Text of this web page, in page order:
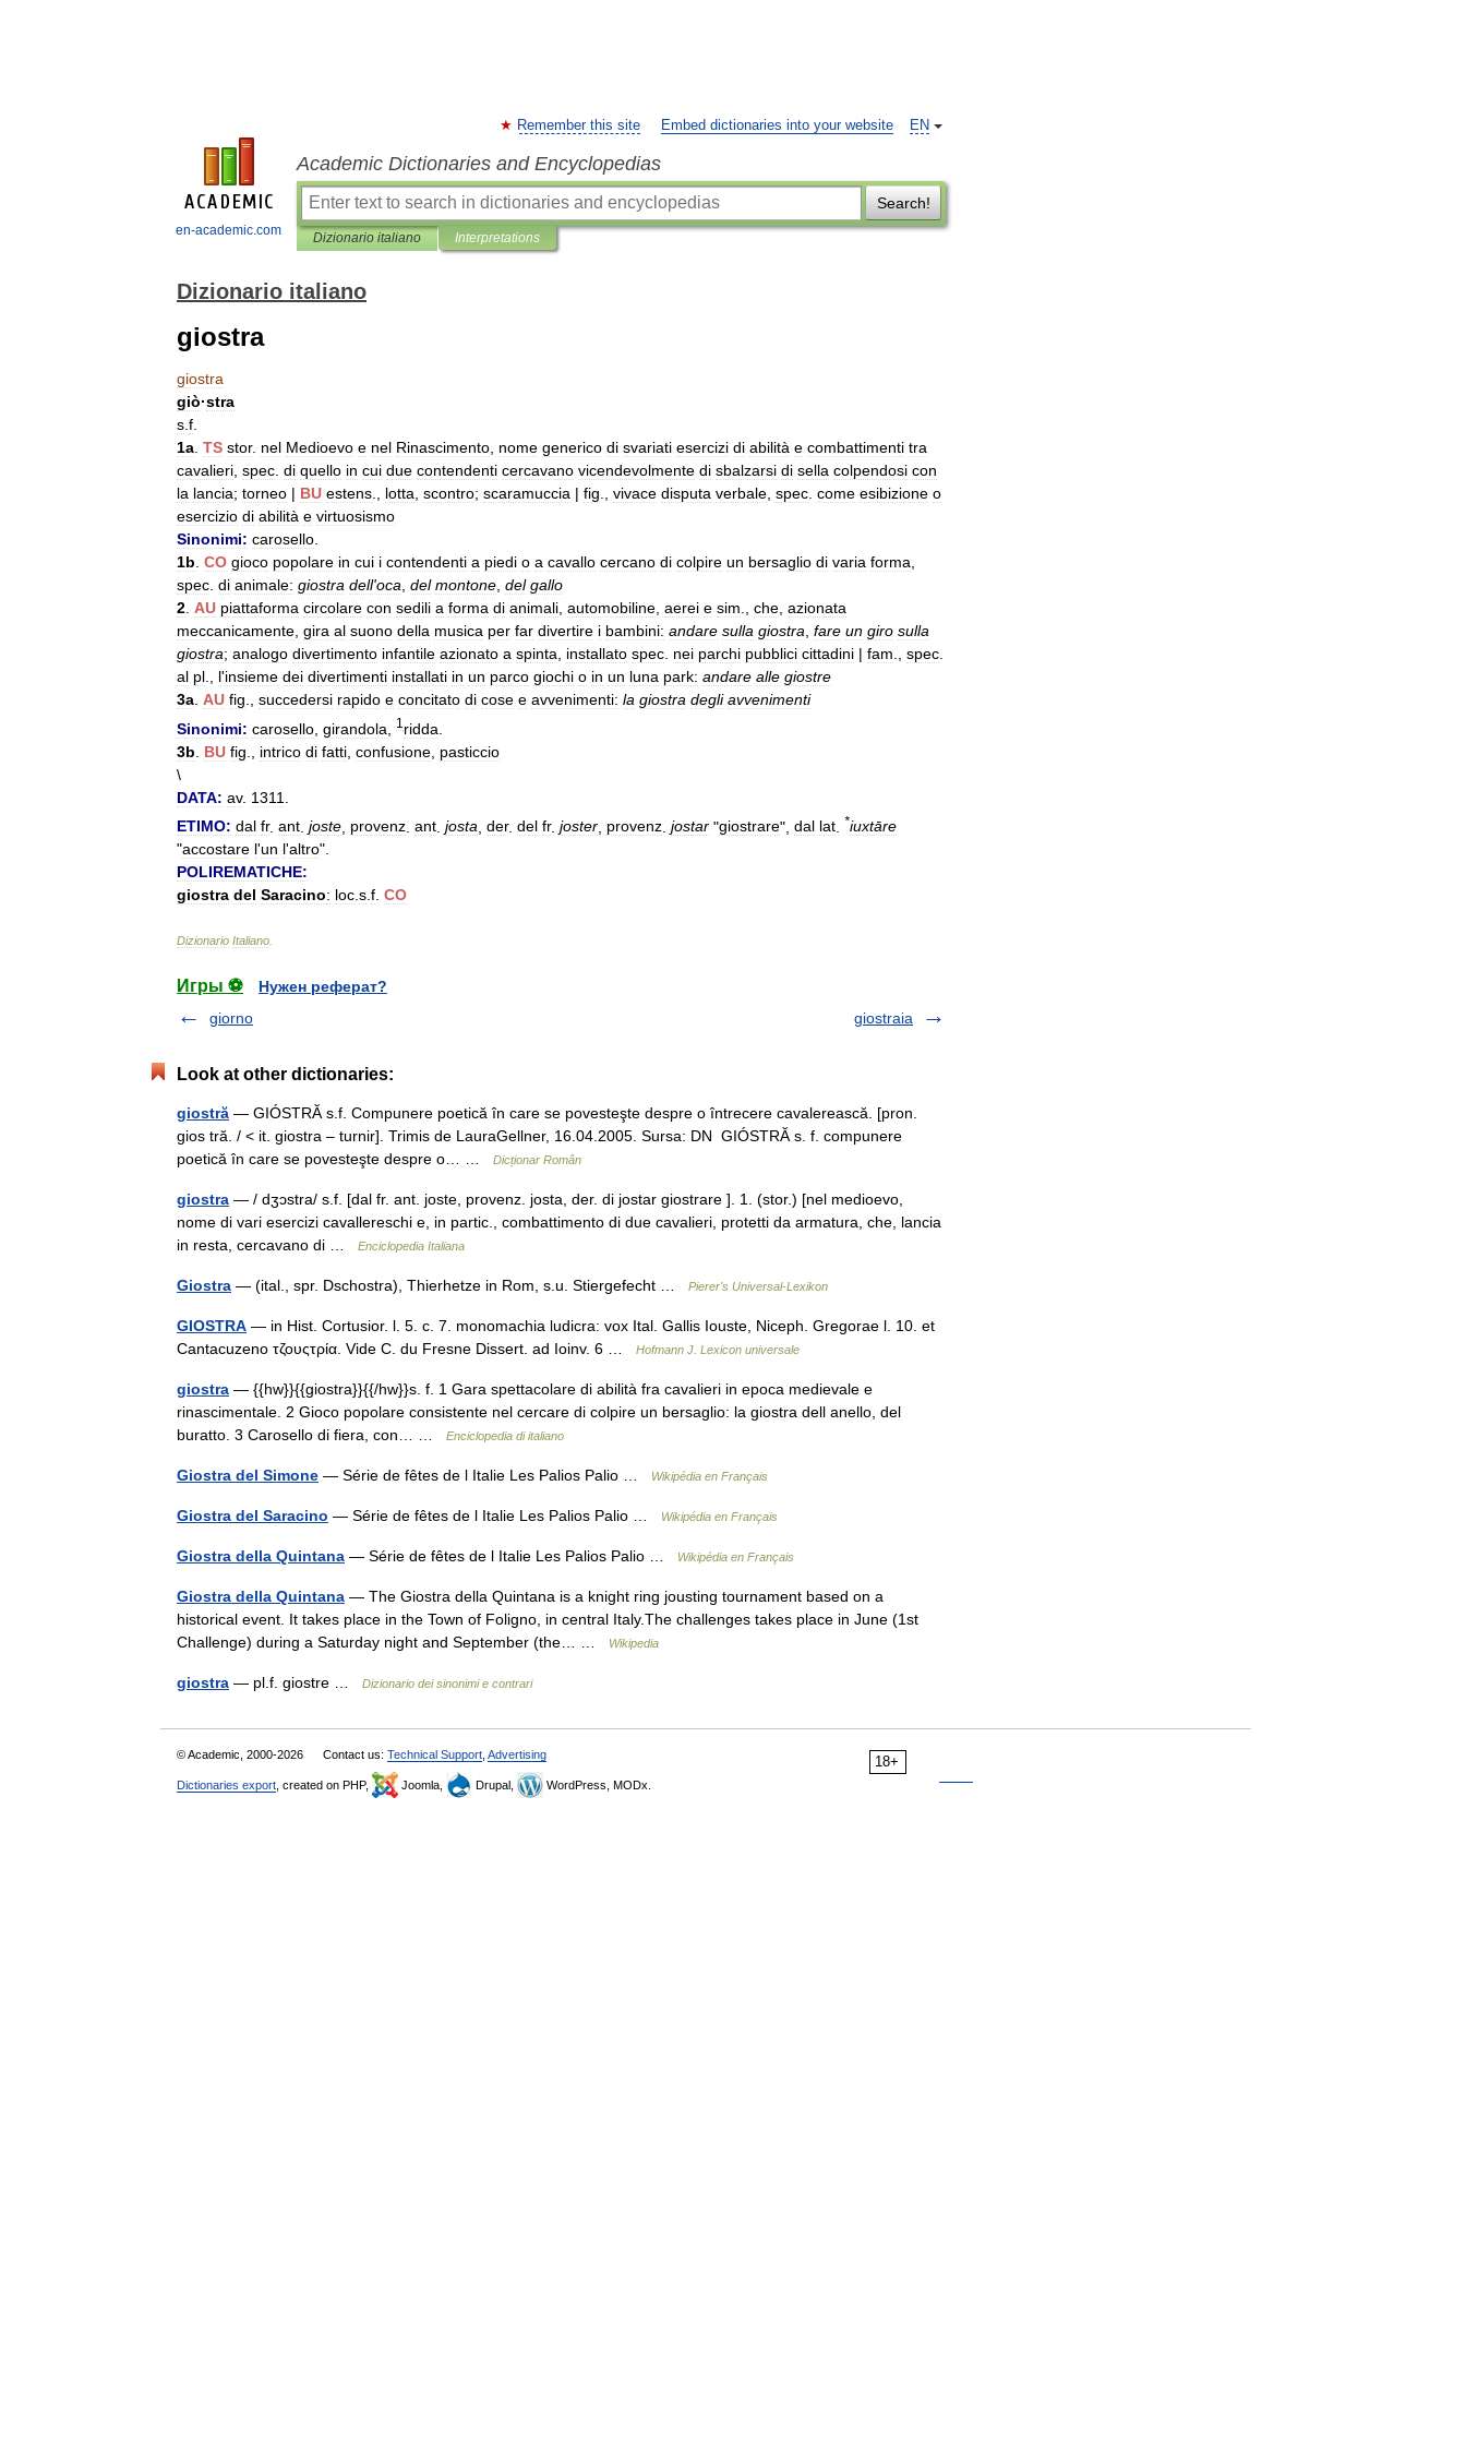
en-academic.com
EN
Remember this site Embed dictionaries into your website
Academic Dictionaries and Encyclopedias
Search!
Dizionario italiano Interpretations
Dizionario italiano
giostra
giostra
giò·stra
s f
1a TS stor. nel Medioevo e nel Rinascimento nome generico di svariati esercizi di abilità e combattimenti tra
cavalieri spec di quello in cui due contendenti cercavano vicendevolmente di sbalzarsi di sella colpendosi con
la lancia; torneo | BU estens lotta scontro; scaramuccia | fig vivace disputa verbale spec come esibizione o
esercizio di abilità e virtuosismo
Sinonimi: carosello
1b CO gioco popolare in cui i contendenti a piedi o a cavallo cercano di colpire un bersaglio di varia forma
spec di animale: giostra dell'oca del montone del gallo
2 AU piattaforma circolare con sedili a forma di animali automobiline aerei e sim che azionata
meccanicamente gira al suono della musica per far divertire i bambini: andare sulla giostra fare un giro sulla
giostra; analogo divertimento infantile azionato a spinta installato spec nei parchi pubblici cittadini | fam spec
al pl l'insieme dei divertimenti installati in un parco giochi o in un luna park: andare alle giostre
3a AU fig succedersi rapido e concitato di cose e avvenimenti: la giostra degli avvenimenti
Sinonimi: carosello girandola 1 ridda
3b
BU fig intrico di fatti confusione pasticcio
\
DATA: av. 1311
ETIMO: dal fr. ant joste provenz ant josta der. del fr. joster provenz jostar "giostrare", dal lat *iuxtāre
"accostare l'un l'altro".
POLIREMATICHE:
giostra del Saracino: loc.s.f. CO
Dizionario Italiano
Игры ⚽
Нужен реферат?
giorno
giostraia
Look at other dictionaries:
giostră — GIÓSTRĂ s.f. Compunere poetică în care se povesteşte despre o întrecere cavalerească. [pron.
gios tră. / < it. giostra – turnir]. Trimis de LauraGellner, 16.04.2005. Sursa: DN GIÓSTRĂ s. f. compunere
poetică în care se povesteşte despre o… …
Dicționar Român
giostra — / dʒɔstra/ s.f. [dal fr. ant. joste, provenz. josta, der. di jostar giostrare ]. 1. (stor.) [nel medioevo,
nome di vari esercizi cavallereschi e, in partic., combattimento di due cavalieri, protetti da armatura, che, lancia
in resta, cercavano di …
Enciclopedia Italiana
Giostra — (ital., spr. Dschostra), Thierhetze in Rom, s.u. Stiergefecht … Pierer's Universal-Lexikon
GIOSTRA — in Hist. Cortusior. l. 5. c. 7. monomachia ludicra: vox Ital. Gallis Iouste, Niceph. Gregorae l. 10. et
Cantacuzeno τζουςτρία. Vide C. du Fresne Dissert. ad Ioinv. 6 …
Hofmann J. Lexicon universale
giostra — {{hw}}{{giostra}}{{/hw}}s. f. 1 Gara spettacolare di abilità fra cavalieri in epoca medievale e
rinascimentale. 2 Gioco popolare consistente nel cercare di colpire un bersaglio: la giostra dell anello, del
buratto. 3 Carosello di fiera, con… …
Enciclopedia di italiano
Giostra del Simone — Série de fêtes de l Italie Les Palios Palio … Wikipédia en Français
Giostra del Saracino — Série de fêtes de l Italie Les Palios Palio … Wikipédia en Français
Giostra della Quintana — Série de fêtes de l Italie Les Palios Palio … Wikipédia en Français
Giostra della Quintana — The Giostra della Quintana is a knight ring jousting tournament based on a
historical event. It takes place in the Town of Foligno, in central Italy.The challenges takes place in June (1st
Challenge) during a Saturday night and September (the… …
Wikipedia
giostra — pl.f. giostre … Dizionario dei sinonimi e contrari
18+
© Academic, 2000-2026 Contact us: Technical Support Advertising
Dictionaries export , created on PHP, Joomla, Drupal, WordPress, MODx.